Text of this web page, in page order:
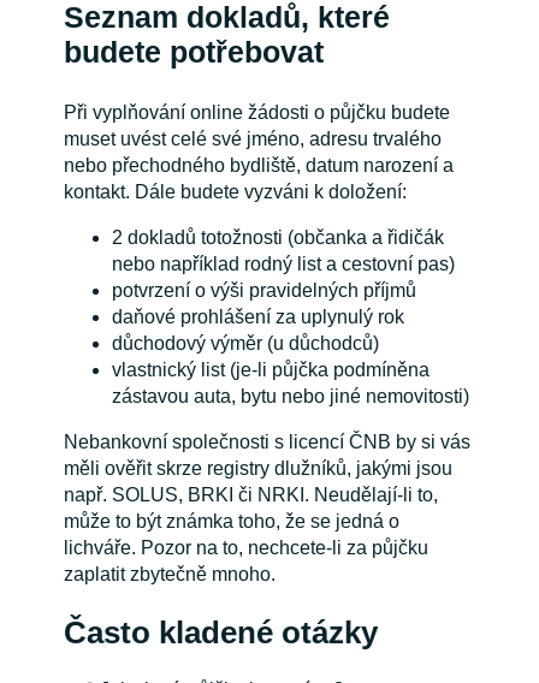
Seznam dokladů, které
budete potřebovat
Při vyplňování online žádosti o půjčku budete
muset uvést celé své jméno, adresu trvalého
nebo přechodného bydliště, datum narození a
kontakt. Dále budete vyzváni k doložení:
2 dokladů totožnosti (občanka a řidičák
nebo například rodný list a cestovní pas)
potvrzení o výši pravidelných příjmů
daňové prohlášení za uplynulý rok
důchodový výměr (u důchodců)
vlastnický list (je-li půjčka podmíněna
zástavou auta, bytu nebo jiné nemovitosti)
Nebankovní společnosti s licencí ČNB by si vás
měli ověřit skrze registry dlužníků, jakými jsou
např. SOLUS, BRKI či NRKI. Neudělají-li to,
může to být známka toho, že se jedná o
lichváře. Pozor na to, nechcete-li za půjčku
zaplatit zbytečně mnoho.
Často kladené otázky